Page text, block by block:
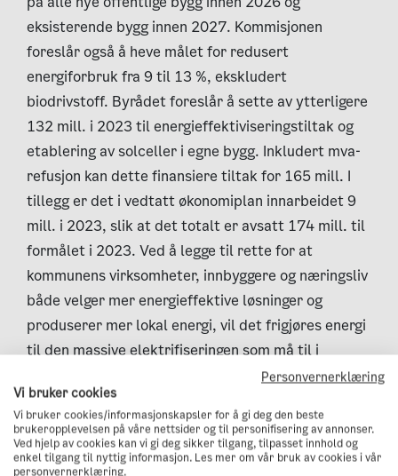
eksisterende bygg innen 2027. Kommisjonen
foreslår også å heve målet for redusert
energiforbruk fra 9 til 13 %, ekskludert
biodrivstoff. Byrådet foreslår å sette av ytterligere
132 mill. i 2023 til energieffektiviseringstiltak og
etablering av solceller i egne bygg. Inkludert mva-
refusjon kan dette finansiere tiltak for 165 mill. I
tillegg er det i vedtatt økonomiplan innarbeidet 9
mill. i 2023, slik at det totalt er avsatt 174 mill. til
formålet i 2023. Ved å legge til rette for at
kommunens virksomheter, innbyggere og næringsliv
både velger mer energieffektive løsninger og
produserer mer lokal energi, vil det frigjøres energi
til den massive elektrifiseringen som må til i
transport- og bygg- og anleggssektoren for å nå
målet om 95 % utslippsreduksjon i 2030.
Det er også en satsning i Klimastrategien at en
større andel av energien i Oslo skal produseres
Personvernerklæring
Vi bruker cookies
Vi bruker cookies/informasjonskapsler for å gi deg den beste
brukeropplevelsen på våre nettsider og til personifisering av annonser.
Ved hjelp av cookies kan vi gi deg sikker tilgang, tilpasset innhold og
enkel tilgang til nyttig informasjon. Les mer om vår bruk av cookies i vår
personvernerklæring.